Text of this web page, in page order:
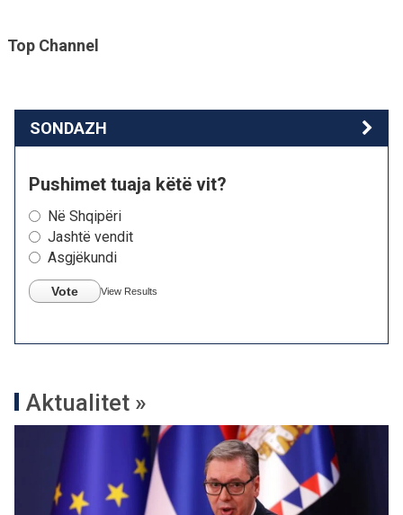
Top Channel
SONDAZH
Pushimet tuaja këtë vit?
Në Shqipëri
Jashtë vendit
Asgjëkundi
Vote View Results
Aktualitet »